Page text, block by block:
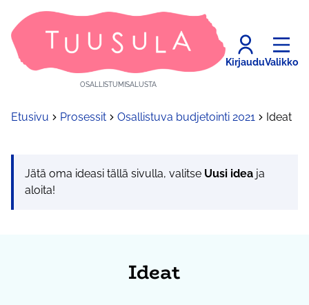
OSALLISTUMISALUSTA
KirjauduValikko
Etusivu Prosessit Osallistuva budjetointi 2021 Ideat
Jätä oma ideasi tällä sivulla, valitse Uusi idea ja
aloita!
Ideat